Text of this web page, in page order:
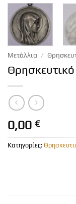
Μετάλλια /
0,00 €
Κατηγορίες: